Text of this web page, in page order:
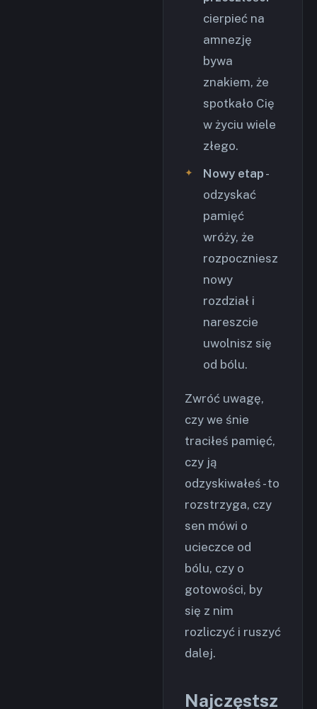
cierpieć na
amnezję
bywa
znakiem, że
spotkało Cię
w życiu wiele
złego.
Nowy etap -
odzyskać
pamięć
wróży, że
rozpoczniesz
nowy
rozdział i
nareszcie
uwolnisz się
od bólu.
Zwróć uwagę,
czy we śnie
traciłeś pamięć,
czy ją
odzyskiwałeś - to
rozstrzyga, czy
sen mówi o
ucieczce od
bólu, czy o
gotowości, by
się z nim
rozliczyć i ruszyć
dalej.
Najczęstsz